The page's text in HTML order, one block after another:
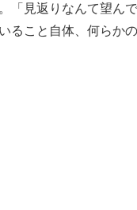
「見返りなんて望ん
ること自体、何らか